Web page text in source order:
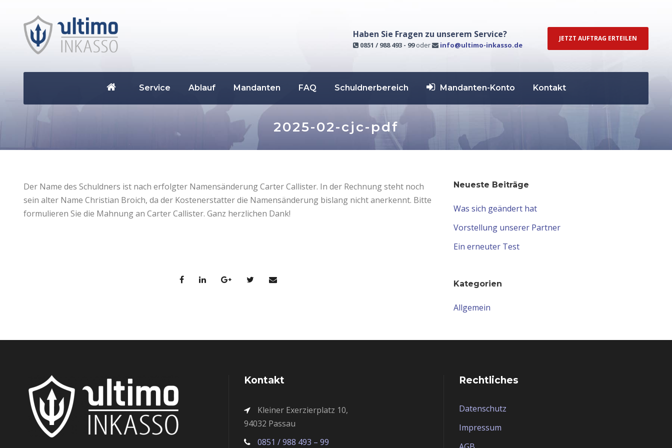
Haben Sie Fragen zu unserem Service?
0851 / 988 493 - 99oder info@ultimo-inkasso.de
JETZT AUFTRAG ERTEILEN
Service Ablauf Mandanten FAQ Schuldnerbereich Mandanten-Konto Kontakt
2025-02-cjc-pdf
Der Name des Schuldners ist nach erfolgter Namensänderung Carter Callister. In der Rechnung steht noch
sein alter Name Christian Broich, da der Kostenerstatter die Namensänderung bislang nicht anerkennt. Bitte
formulieren Sie die Mahnung an Carter Callister. Ganz herzlichen Dank!
Neueste Beiträge
Was sich geändert hat
Vorstellung unserer Partner
Ein erneuter Test
Kategorien
Allgemein
Kontakt
Kleiner Exerzierplatz 10,
94032 Passau
0851 / 988 493 – 99
Rechtliches
Datenschutz
Impressum